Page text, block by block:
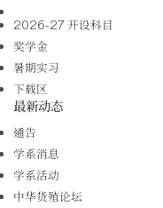
2026-27 开设科目
奖学金
暑期实习
下载区
最新动态
通告
学系消息
学系活动
中华货殖论坛